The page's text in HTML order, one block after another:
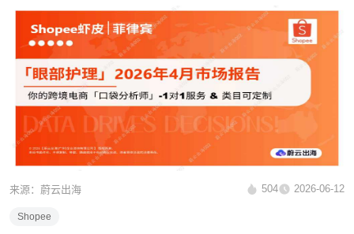
±20% 区间。报告涵盖价格带、商品动态、头部榜单、消费偏好等
内容，可为当地美妆卖家提供选品、定价、竞品分析参考。
来源：蔚云出海 504 2026-06-12
Shopee